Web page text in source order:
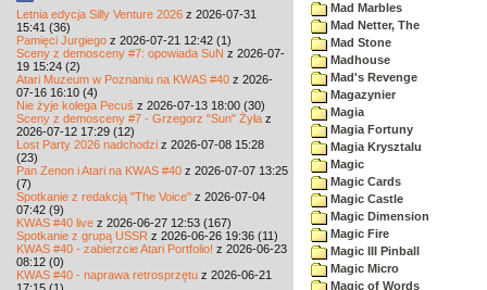
Letnia edycja Silly Venture 2026 z 2026-07-31
15:41 (36)
Pamięci Jurgiego z 2026-07-21 12:42 (1)
Sceny z demosceny #7: opowiada SuN z 2026-07-
19 15:24 (2)
Atari Muzeum w Poznaniu na KWAS #40 z 2026-
07-16 16:10 (4)
Nie żyje kolega Pecuś z 2026-07-13 18:00 (30)
Sceny z demosceny #7 - Grzegorz "Sun" Żyła z
2026-07-12 17:29 (12)
Lost Party 2026 nadchodzi z 2026-07-08 15:28
(23)
Pan Zenon i Atari na KWAS #40 z 2026-07-07 13:25
(7)
Spotkanie z redakcją "The Voice" z 2026-07-04
07:42 (9)
KWAS #40 live z 2026-06-27 12:53 (167)
Spotkanie z grupą USSR z 2026-06-26 19:36 (11)
KWAS #40 - zabierzcie Atari Portfolio! z 2026-06-23
08:12 (0)
KWAS #40 - naprawa retrosprzętu z 2026-06-21
Mad Marbles
Mad Netter, The
Mad Stone
Madhouse
Mad's Revenge
Magazynier
Magia
Magia Fortuny
Magia Krysztalu
Magic
Magic Cards
Magic Castle
Magic Dimension
Magic Fire
Magic III Pinball
Magic Micro
Magic of Words